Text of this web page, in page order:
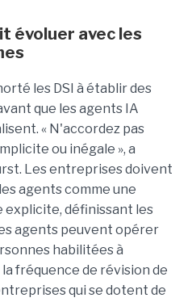
évoluer avec les
les DSI à établir des
que les agents IA
« N'accordez pas
ou inégale », a
Les entreprises doivent
agents comme une
explicite, définissant les
agents peuvent opérer
habilitées à
fréquence de révision de
qui se dotent de